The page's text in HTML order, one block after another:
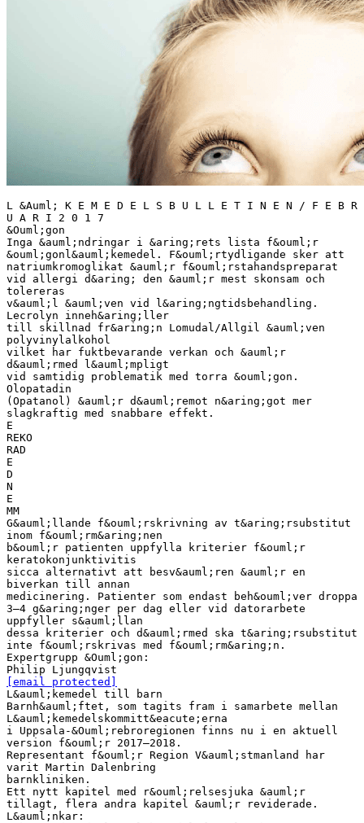
L &Auml; K E M E D E L S B U L L E T I N E N / F E B R
U A R I 2 0 1 7
&Ouml;gon
Inga &auml;ndringar i &aring;rets lista f&ouml;r
&ouml;gonl&auml;kemedel. F&ouml;rtydligande sker att
natriumkromoglikat &auml;r f&ouml;rstahandspreparat
vid allergi d&aring; den &auml;r mest skonsam och
tolereras
v&auml;l &auml;ven vid l&aring;ngtidsbehandling.
Lecrolyn inneh&aring;ller
till skillnad fr&aring;n Lomudal/Allgil &auml;ven
polyvinylalkohol
vilket har fuktbevarande verkan och &auml;r
d&auml;rmed l&auml;mpligt
vid samtidig problematik med torra &ouml;gon.
Olopatadin
(Opatanol) &auml;r d&auml;remot n&aring;got mer
slagkraftig med snabbare effekt.
E
REKO
RAD
E
D
N
E
MM
G&auml;llande f&ouml;rskrivning av t&aring;rsubstitut
inom f&ouml;rm&aring;nen
b&ouml;r patienten uppfylla kriterier f&ouml;r
keratokonjunktivitis
sicca alternativt att besv&auml;ren &auml;r en
biverkan till annan
medicinering. Patienter som endast beh&ouml;ver droppa
3–4 g&aring;nger per dag eller vid datorarbete
uppfyller s&auml;llan
dessa kriterier och d&auml;rmed ska t&aring;rsubstitut
inte f&ouml;rskrivas med f&ouml;rm&aring;n.
Expertgrupp &Ouml;gon:
[email protected]
L&auml;kemedel till barn
Barnh&auml;ftet, som tagits fram i samarbete mellan
L&auml;kemedelskommitt&eacute;erna
i Uppsala-&Ouml;rebroregionen finns nu i en aktuell
version f&ouml;r 2017–2018.
Representant f&ouml;r Region V&auml;stmanland har
varit Martin Dalenbring
barnkliniken.
Ett nytt kapitel med r&ouml;relsesjuka &auml;r
tillagt, flera andra kapitel &auml;r reviderade.
L&auml;nkar: